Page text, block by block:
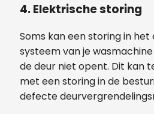
4.Elektrische storing
Soms kan een storing in
systeem van je
de deur niet opent. Dit kan
met een storing in de
defecte